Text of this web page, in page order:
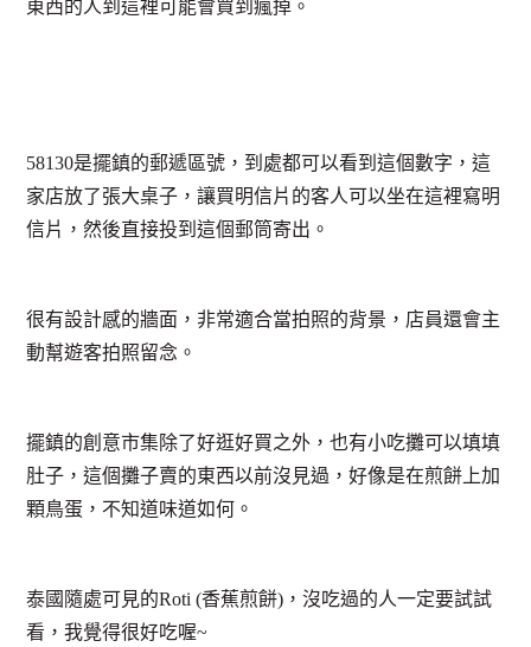
東西的人到這裡可能會買到瘋掉。
58130是擺鎮的郵遞區號，到處都可以看到這個數字，這
家店放了張大桌子，讓買明信片的客人可以坐在這裡寫明
信片，然後直接投到這個郵筒寄出。
很有設計感的牆面，非常適合當拍照的背景，店員還會主
動幫遊客拍照留念。
擺鎮的創意市集除了好逛好買之外，也有小吃攤可以填填
肚子，這個攤子賣的東西以前沒見過，好像是在煎餅上加
顆鳥蛋，不知道味道如何。
泰國隨處可見的Roti (香蕉煎餅)，沒吃過的人一定要試試
看，我覺得很好吃喔~